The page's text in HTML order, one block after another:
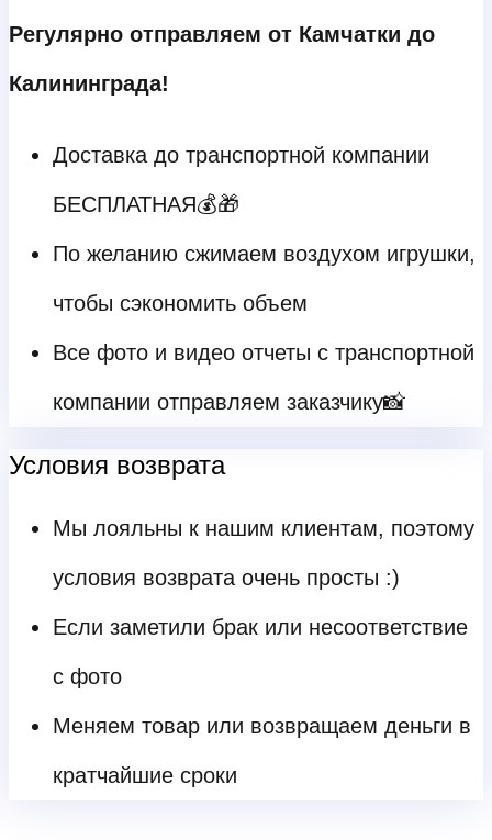
Регулярно отправляем от Камчатки до
Калининграда!
Доставка до транспортной компании
БЕСПЛАТНАЯ💰🎁
По желанию сжимаем воздухом игрушки,
чтобы сэкономить объем
Все фото и видео отчеты с транспортной
компании отправляем заказчику📸
Условия возврата
Мы лояльны к нашим клиентам, поэтому
условия возврата очень просты :)
Если заметили брак или несоответствие
с фото
Меняем товар или возвращаем деньги в
кратчайшие сроки